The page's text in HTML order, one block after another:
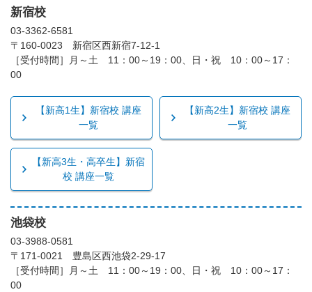
新宿校
03-3362-6581
〒160-0023 新宿区西新宿7-12-1
［受付時間］月～土 11：00～19：00、日・祝 10：00～17：
00
【新高1生】新宿校 講座
一覧
【新高2生】新宿校 講座
一覧
【新高3生・高卒生】新宿
校 講座一覧
池袋校
03-3988-0581
〒171-0021 豊島区西池袋2-29-17
［受付時間］月～土 11：00～19：00、日・祝 10：00～17：
00